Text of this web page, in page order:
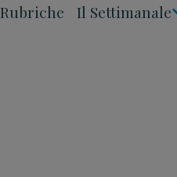
Rubriche Il Settimanale